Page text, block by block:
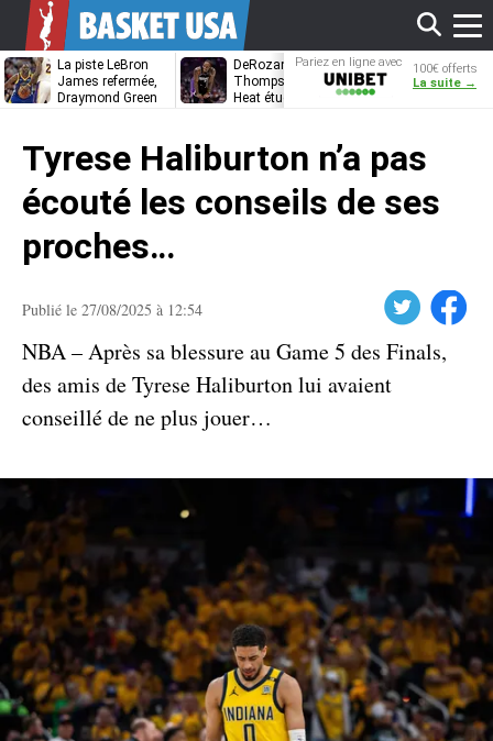
La piste LeBron
James refermée,
Draymond Green
DeRozan, Beal,
Thompson… Le
Heat étudie ses
Kentavious
Caldwell-
Pariez en ligne avec
Unibet
100€ offerts
La suite →
Tyrese Haliburton n’a pas
écouté les conseils de ses
proches…
Publié le 27/08/2025 à 12:54 Facebook
NBA – Après sa blessure au Game 5 des Finals,
des amis de Tyrese Haliburton lui avaient
conseillé de ne plus jouer…